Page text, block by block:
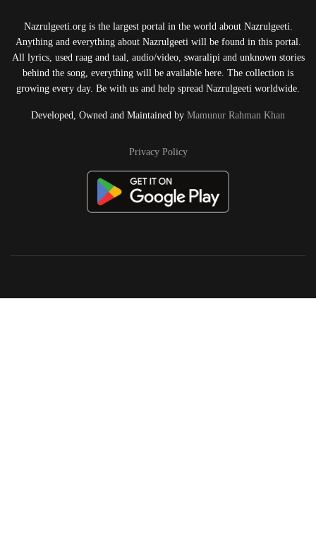
Nazrulgeeti.org is the largest portal in the world about Nazrulgeeti.
Anything and everything about Nazrulgeeti will be found in this portal.
All lyrics, used raag and taal, audio/video, swaralipi and unknown stories
behind the song, everything will be available here. The collection is
growing every day. Be with us and help spread Nazrulgeeti worldwide.
Developed, Owned and Maintained by Mamunur Rahman Khan
Privacy Policy